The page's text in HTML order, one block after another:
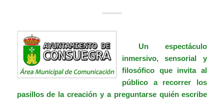
Un espectáculo
inmersivo, sensorial y
filosófico que invita al
público a recorrer los
pasillos de la creación y a preguntarse quién escribe